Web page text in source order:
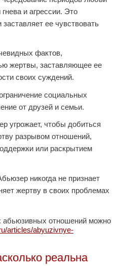
и агрессии. Это
ее чувствовать
фактов,
жертвы, заставляющее ее
своих суждений.
социальных
от друзей и семьи.
угрожает, чтобы добиться
разрывом отношений,
или раскрытием
никогда не признает
жертву в своих проблемах
абьюзивных отношений можно
articles/abyuzivnye-
реальна